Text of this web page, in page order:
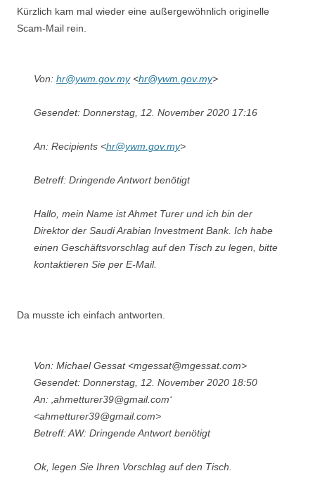
Kürzlich kam mal wieder eine außergewöhnlich originelle
Scam-Mail rein.
Von: hr@ywm.gov.my<hr@ywm.gov.my>
Gesendet: Donnerstag, 12. November 2020 17:16
An: Recipients <hr@ywm.gov.my>
Betreff: Dringende Antwort benötigt
Hallo, mein Name ist Ahmet Turer und ich bin der
Direktor der Saudi Arabian Investment Bank. Ich habe
einen Geschäftsvorschlag auf den Tisch zu legen, bitte
kontaktieren Sie per E-Mail.
Da musste ich einfach antworten.
Von: Michael Gessat <mgessat@mgessat.com>
Gesendet: Donnerstag, 12. November 2020 18:50
An: ‚ahmetturer39@gmail.com‘
<ahmetturer39@gmail.com>
Betreff: AW: Dringende Antwort benötigt
Ok, legen Sie Ihren Vorschlag auf den Tisch.